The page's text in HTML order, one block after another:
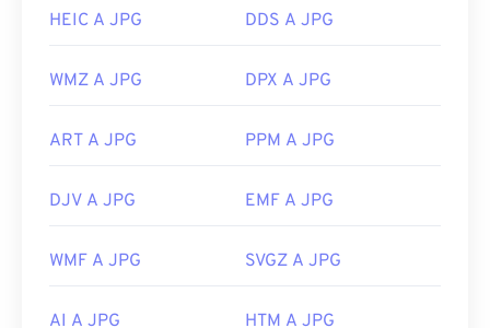
HEIC A JPG DDS A JPG
WMZ A JPG DPX A JPG
ART A JPG PPM A JPG
DJV A JPG EMF A JPG
WMF A JPG SVGZ A JPG
AI A JPG HTM A JPG